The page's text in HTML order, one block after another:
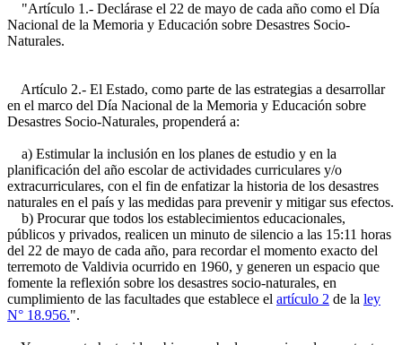
"Artículo 1.- Declárase el 22 de mayo de cada año como el Día
Nacional de la Memoria y Educación sobre Desastres Socio-
Naturales.
Artículo 2.- El Estado, como parte de las estrategias a desarrollar
en el marco del Día Nacional de la Memoria y Educación sobre
Desastres Socio-Naturales, propenderá a:
a) Estimular la inclusión en los planes de estudio y en la
planificación del año escolar de actividades curriculares y/o
extracurriculares, con el fin de enfatizar la historia de los desastres
naturales en el país y las medidas para prevenir y mitigar sus efectos.
b) Procurar que todos los establecimientos educacionales,
públicos y privados, realicen un minuto de silencio a las 15:11 horas
del 22 de mayo de cada año, para recordar el momento exacto del
terremoto de Valdivia ocurrido en 1960, y generen un espacio que
fomente la reflexión sobre los desastres socio-naturales, en
cumplimiento de las facultades que establece el artículo 2 de la ley
N° 18.956.".